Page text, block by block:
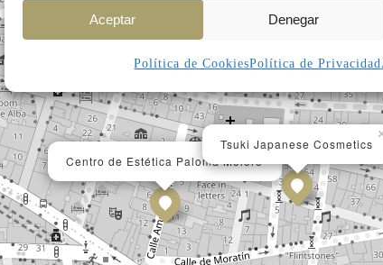
Aceptar Denegar
Política de CookiesPolítica de Privacidad
Centro de Estética Paloma Molero
×
Tsuki Japanese Cosmetics